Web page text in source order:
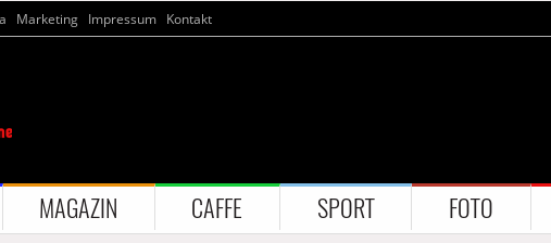
Marketing Impressum Kontakt
MAGAZIN CAFFE SPORT FOTO